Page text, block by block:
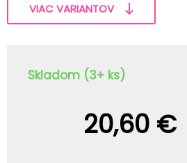
VIAC VARIANTOV
Skladom (3+ ks)
20,60 €